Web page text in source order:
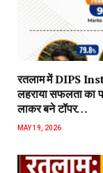
रतलाम में DIPS
लहराया सफलता का
लाकर बने टॉपर…
MAY 19, 2026